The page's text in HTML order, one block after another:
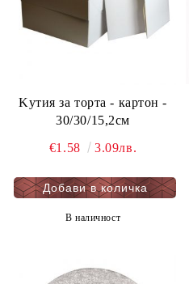
Kутия за торта - картон -
30/30/15,2см
€1.58 3.09лв.
В наличност